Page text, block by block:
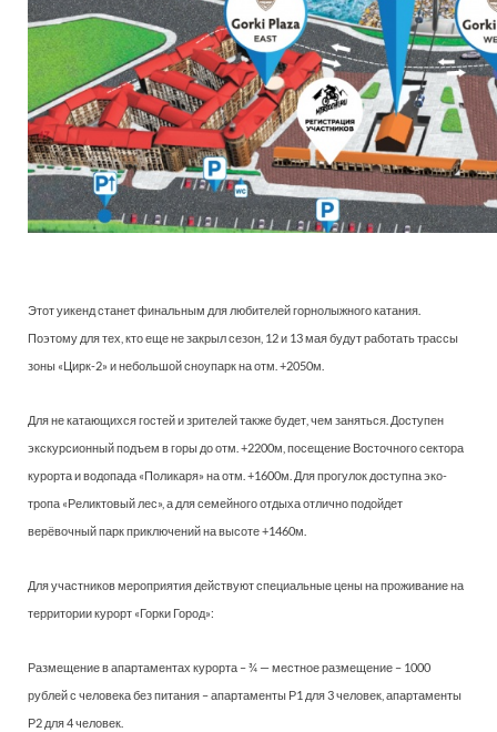
Этот уикенд станет финальным для любителей горнолыжного катания.
Поэтому для тех, кто еще не закрыл сезон, 12 и 13 мая будут работать трассы
зоны «Цирк-2» и небольшой сноупарк на отм. +2050м.
Для не катающихся гостей и зрителей также будет, чем заняться. Доступен
экскурсионный подъем в горы до отм. +2200м, посещение Восточного сектора
курорта и водопада «Поликаря» на отм. +1600м. Для прогулок доступна эко-
тропа «Реликтовый лес», а для семейного отдыха отлично подойдет
верёвочный парк приключений на высоте +1460м.
Для участников мероприятия действуют специальные цены на проживание на
территории курорт «Горки Город»:
Размещение в апартаментах курорта – ¾ — местное размещение – 1000
рублей с человека без питания – апартаменты Р1 для 3 человек, апартаменты
Р2 для 4 человек.